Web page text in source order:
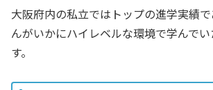
大阪府内の私立ではトップの進学実績
んがいかにハイレベルな環境で学んで
す。